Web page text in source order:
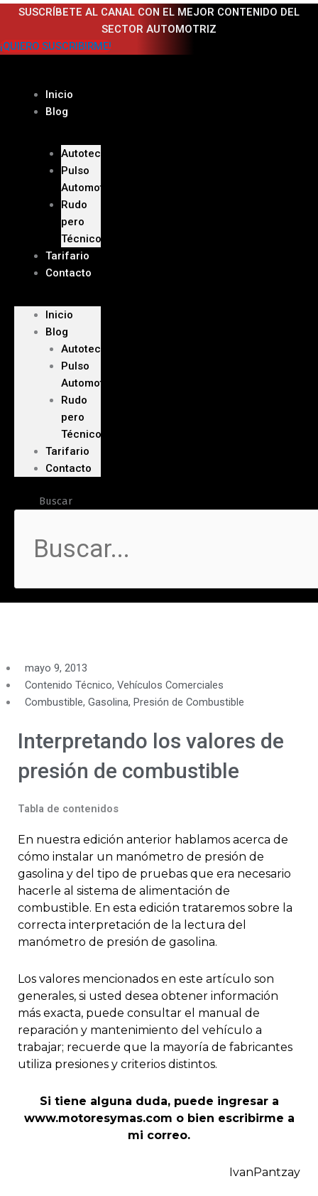
Ir
contenido
SUSCRÍBETE AL CANAL CON EL MEJOR CONTENIDO DEL
SECTOR AUTOMOTRIZ
¡QUIERO SUSCRIBIRME!
Inicio
Blog
Autoteca
Pulso
Automotriz
Rudo
pero
Técnico
Tarifario
Contacto
Inicio
Blog
Autoteca
Pulso
Automotriz
Rudo
pero
Técnico
Tarifario
Contacto
Buscar
mayo 9, 2013
Contenido Técnico, Vehículos Comerciales
Combustible, Gasolina, Presión de Combustible
Interpretando los valores de
presión de combustible
Tabla de contenidos
En nuestra edición anterior hablamos acerca de
cómo instalar un manómetro de presión de
gasolina y del tipo de pruebas que era necesario
hacerle al sistema de alimentación de
combustible. En esta edición trataremos sobre la
correcta interpretación de la lectura del
manómetro de presión de gasolina.
Los valores mencionados en este artículo son
generales, si usted desea obtener información
más exacta, puede consultar el manual de
reparación y mantenimiento del vehículo a
trabajar; recuerde que la mayoría de fabricantes
utiliza presiones y criterios distintos.
Si tiene alguna duda, puede ingresar a
www.motoresymas.com o bien escribirme a
mi correo.
IvanPantzay